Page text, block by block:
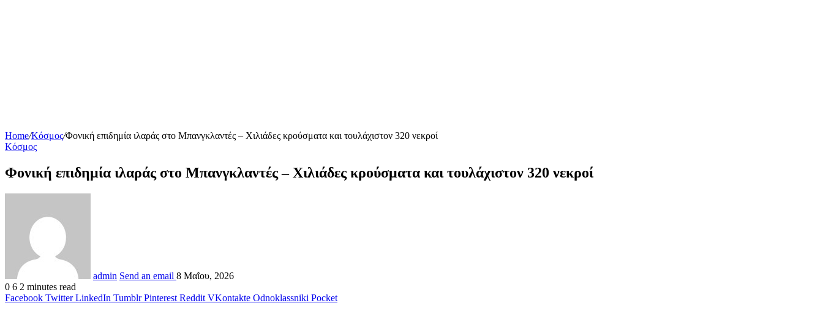
Home/Κόσμος/Φονική επιδημία ιλαράς στο Μπανγκλαντές – Χιλιάδες κρούσματα και τουλάχιστον 320 νεκροί
Κόσμος
Φονική επιδημία ιλαράς στο Μπανγκλαντές – Χιλιάδες κρούσματα και τουλάχιστον 320 νεκροί
admin Send an email 8 Μαΐου, 2026
0 6 2 minutes read
Facebook Twitter LinkedIn Tumblr Pinterest Reddit VKontakte Odnoklassniki Pocket